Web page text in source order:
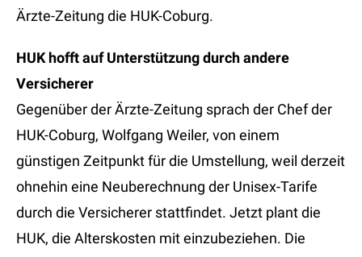
Ärzte-Zeitung die HUK-Coburg.
HUK hofft auf Unterstützung durch andere
Versicherer
Gegenüber der Ärzte-Zeitung sprach der Chef der
HUK-Coburg, Wolfgang Weiler, von einem
günstigen Zeitpunkt für die Umstellung, weil derzeit
ohnehin eine Neuberechnung der Unisex-Tarife
durch die Versicherer stattfindet. Jetzt plant die
HUK, die Alterskosten mit einzubeziehen. Die